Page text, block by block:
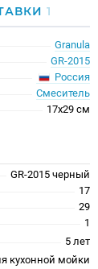
1
Granula
GR-2015
Россия
Смеситель
17x29 см
GR-2015 черный
17
29
1
5 лет
кухонной мойки